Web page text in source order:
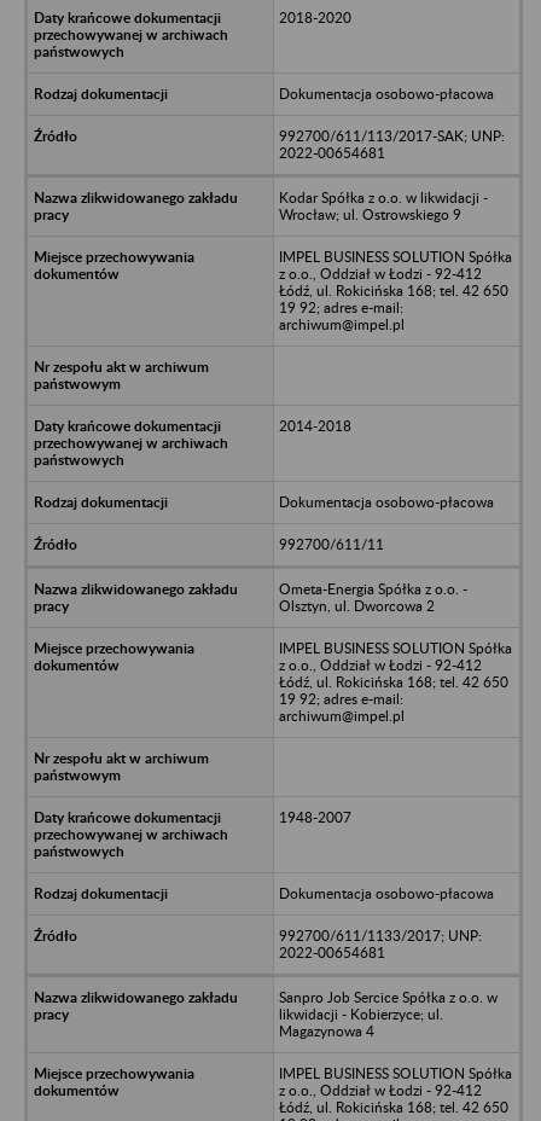
2018-2020
Dokumentacja osobowo-płacowa
992700/611/113/2017-SAK; UNP:
2022-00654681
Kodar Spółka z o.o. w likwidacji -
Wrocław; ul. Ostrowskiego 9
IMPEL BUSINESS SOLUTION Spółka
z o.o., Oddział w Łodzi - 92-412
Łódź, ul. Rokicińska 168; tel. 42 650
19 92; adres e-mail:
archiwum@impel.pl
2014-2018
Dokumentacja osobowo-płacowa
992700/611/11
Ometa-Energia Spółka z o.o. -
Olsztyn, ul. Dworcowa 2
IMPEL BUSINESS SOLUTION Spółka
z o.o., Oddział w Łodzi - 92-412
Łódź, ul. Rokicińska 168; tel. 42 650
19 92; adres e-mail:
archiwum@impel.pl
1948-2007
Dokumentacja osobowo-płacowa
992700/611/1133/2017; UNP:
2022-00654681
Sanpro Job Sercice Spółka z o.o. w
likwidacji - Kobierzyce; ul.
Magazynowa 4
IMPEL BUSINESS SOLUTION Spółka
z o.o., Oddział w Łodzi - 92-412
Łódź, ul. Rokicińska 168; tel. 42 650